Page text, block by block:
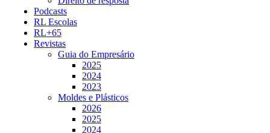
Podcasts
RL Escolas
RL+65
Revistas
Guia do Empresário
2025
2024
2023
Moldes e Plásticos
2026
2025
2024